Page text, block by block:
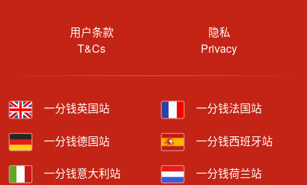
用户条款
T&Cs
隐私
Privacy
一分钱英国站 一分钱法国站
一分钱德国站 一分钱西班牙站
一分钱意大利站 一分钱荷兰站